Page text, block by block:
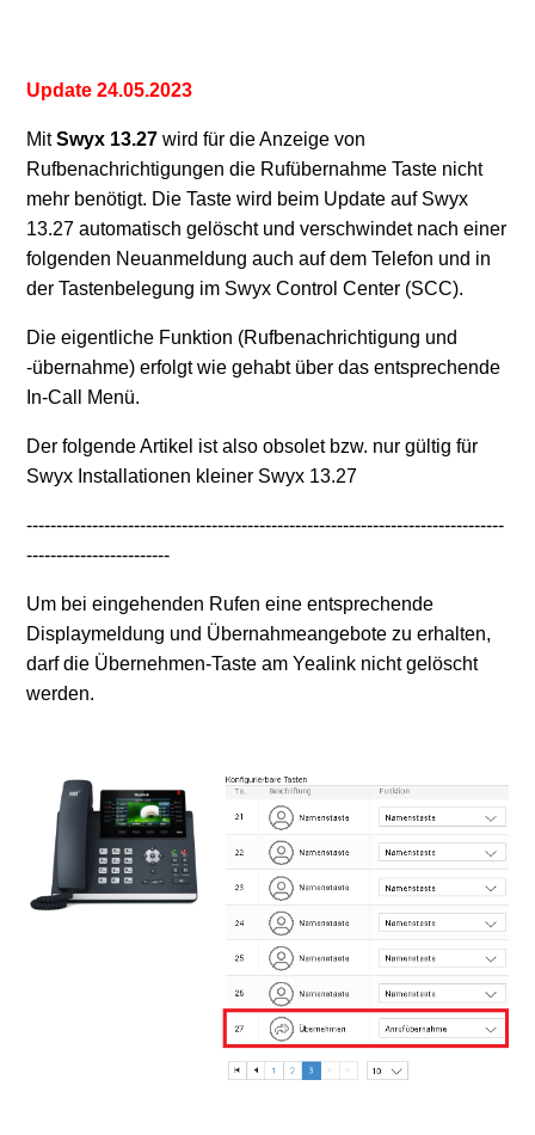
Endgerät
Rufnummernbasierte Klingeltöne mit Yealink
Yealink: Keine Displaymeldungen bei
Rufbenachrichtigung/Rufübernahme
Klingelton einstellen
Yealink Firmware Update beim Update einer
SwyxWare auf die Version 12.40
Installation von Firmware
Update 24.05.2023
MitSwyx 13.27 wird für die Anzeige von
Rufbenachrichtigungen die Rufübernahme Taste nicht
mehr benötigt. Die Taste wird beim Update auf Swyx
13.27 automatisch gelöscht und verschwindet nach einer
folgenden Neuanmeldung auch auf dem Telefon und in
der Tastenbelegung im Swyx Control Center (SCC).
Die eigentliche Funktion (Rufbenachrichtigung und
-übernahme) erfolgt wie gehabt über das entsprechende
In-Call Menü.
Der folgende Artikel ist also obsolet bzw. nur gültig für
Swyx Installationen kleiner Swyx 13.27
--------------------------------------------------------------------------------
------------------------
Um bei eingehenden Rufen eine entsprechende
Displaymeldung und Übernahmeangebote zu erhalten,
darf die Übernehmen-Taste am Yealink nicht gelöscht
werden.